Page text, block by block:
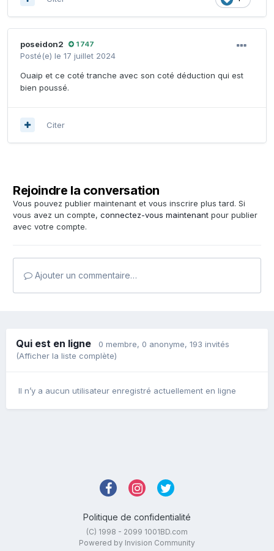
poseidon2 1 747
Posté(e) le 17 juillet 2024
Ouaip et ce coté tranche avec son coté déduction qui est
bien poussé.
Citer
Rejoindre la conversation
Vous pouvez publier maintenant et vous inscrire plus tard. Si
vous avez un compte, connectez-vous maintenant pour publier
avec votre compte.
Ajouter un commentaire…
Qui est en ligne 0 membre, 0 anonyme, 193 invités
(Afficher la liste complète)
Il n’y a aucun utilisateur enregistré actuellement en ligne
Politique de confidentialité
(C) 1998 - 2099 1001BD.com
Powered by Invision Community